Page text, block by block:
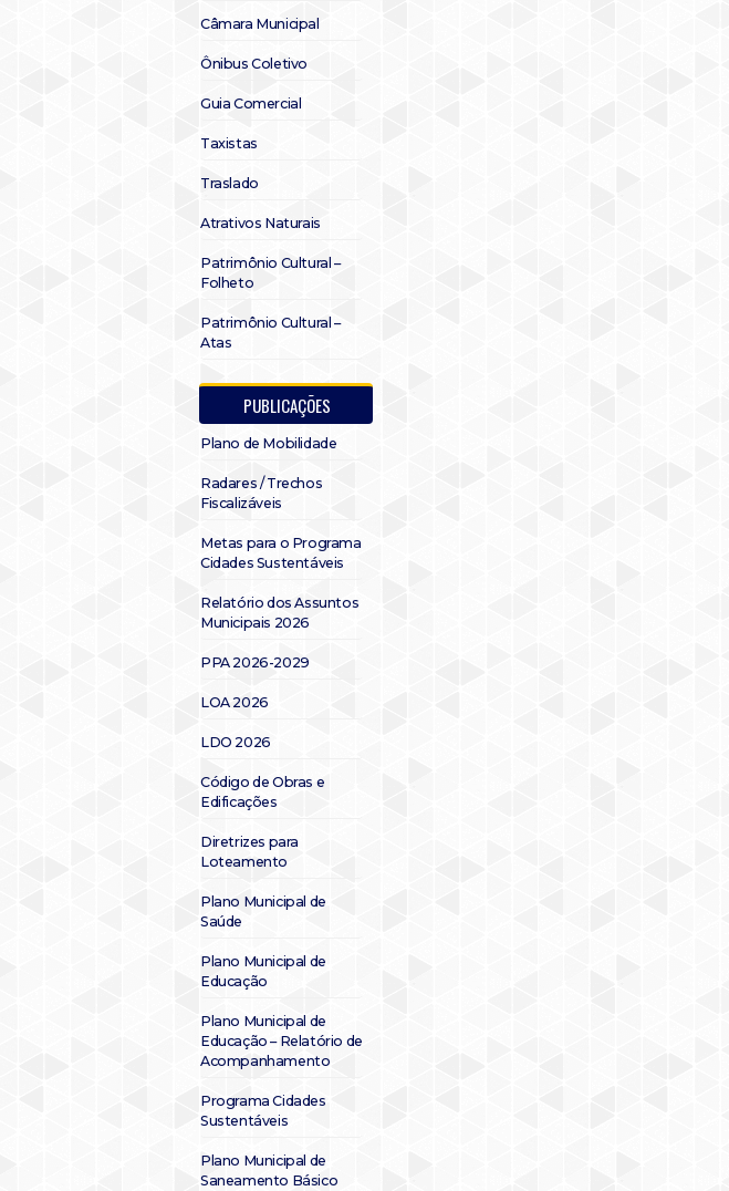
Câmara Municipal
Ônibus Coletivo
Guia Comercial
Taxistas
Traslado
Atrativos Naturais
Patrimônio Cultural –
Folheto
Patrimônio Cultural –
Atas
PUBLICAÇÕES
Plano de Mobilidade
Radares / Trechos
Fiscalizáveis
Metas para o Programa
Cidades Sustentáveis
Relatório dos Assuntos
Municipais 2026
PPA 2026-2029
LOA 2026
LDO 2026
Código de Obras e
Edificações
Diretrizes para
Loteamento
Plano Municipal de
Saúde
Plano Municipal de
Educação
Plano Municipal de
Educação – Relatório de
Acompanhamento
Programa Cidades
Sustentáveis
Plano Municipal de
Saneamento Básico